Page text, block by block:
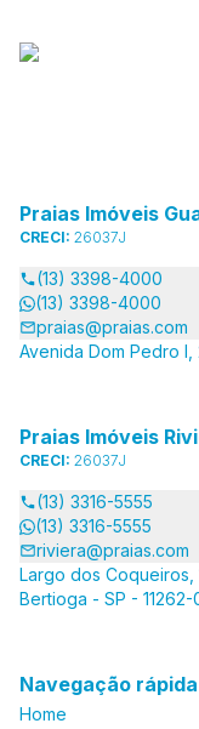
Praias Imóveis
CRECI: 26037J
(13) 3398-4000
(13) 3398-4000
praias@praias.com
Avenida Dom Pedro I,
Praias Imóveis
CRECI: 26037J
(13) 3316-5555
(13) 3316-5555
riviera@praias.com
Largo dos Coqueiros,
Bertioga - SP - 11262-
Navegação rápida
Home